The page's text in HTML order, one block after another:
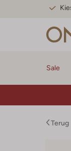
Sale
Terug